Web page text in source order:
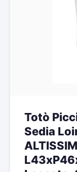
Totò
Sedia